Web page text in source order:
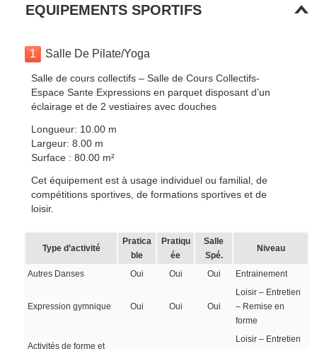
EQUIPEMENTS SPORTIFS
1 Salle De Pilate/Yoga
Salle de cours collectifs – Salle de Cours Collectifs-
Espace Sante Expressions en parquet disposant d’un
éclairage et de 2 vestiaires avec douches
Longueur: 10.00 m
Largeur: 8.00 m
Surface : 80.00 m²
Cet équipement est à usage individuel ou familial, de
compétitions sportives, de formations sportives et de
loisir.
Type d’activité
Pratica
ble
Pratiqu
ée
Salle
Spé.
Niveau
Autres Danses Oui Oui Oui Entrainement
Expression gymnique Oui Oui Oui
Loisir – Entretien
– Remise en
forme
Activités de forme et
Loisir – Entretien